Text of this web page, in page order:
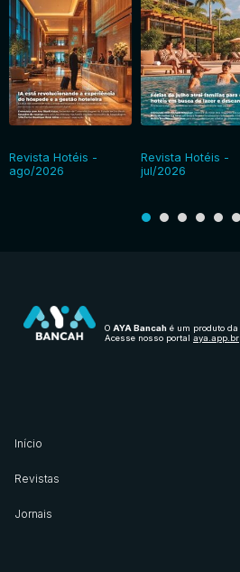
Revista Hotéis -
ago/2026
Revista Hotéis -
jul/2026
O AYA Bancah é um produto da
Acesse nosso portal aya.app.br
Início
Revistas
Jornais